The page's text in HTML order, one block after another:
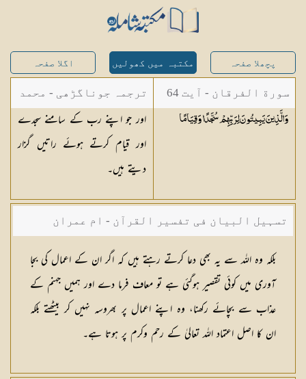
پچھلا صفحہ مکتبہ میں کھولیں اگلا صفحہ
سورة الفرقان - آیت 64
وَالَّذِينَ يَبِيتُونَ لِرَبِّهِمْ سُجَّدًاوَقِيَامًا
ترجمہ جوناگڑھی - محمد
جونا گڑھی
اور جو اپنے رب کے سامنے سجدے
اور قیام کرتے ہوئے راتیں گزار
دیتے ہیں۔
تسہیل البیان فی تفسیر القرآن - ام عمران
شکیلہ بنت میاں فضل حسین
بلکہ وہ اللہ سے یہ بھی دعا کرتے رہتے ہیں کہ اگر ان کے اعمال کی بجا
آوری میں کوئی تقصیر ہوگئی ہے تو معاف فرما دے اور ہمیں جہنم کے
عذاب سے بچائے رکھنا، وہ اپنے اعمال پر بھروسہ نہیں کر بیٹھتے بلکہ
ان کا اصل اعتماد اللہ تعالیٰ کے رحم وکرم پر ہوتا ہے۔